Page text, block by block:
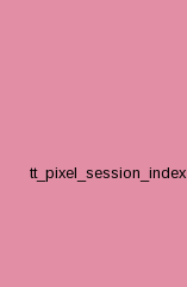
tt_pixel_session_index